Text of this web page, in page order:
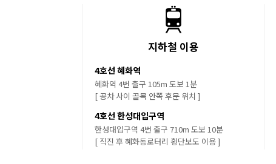
지하철 이용
4호선 혜화역
혜화역 4번 출구 105m 도보 1분
[ 공차 사이 골목 안쪽 후문 위치 ]
4호선 한성대입구역
한성대입구역 4번 출구 710m 도보 10분
[ 직진 후 혜화동로터리 횡단보도 이용 ]